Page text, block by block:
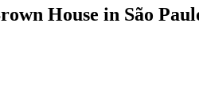
House in São